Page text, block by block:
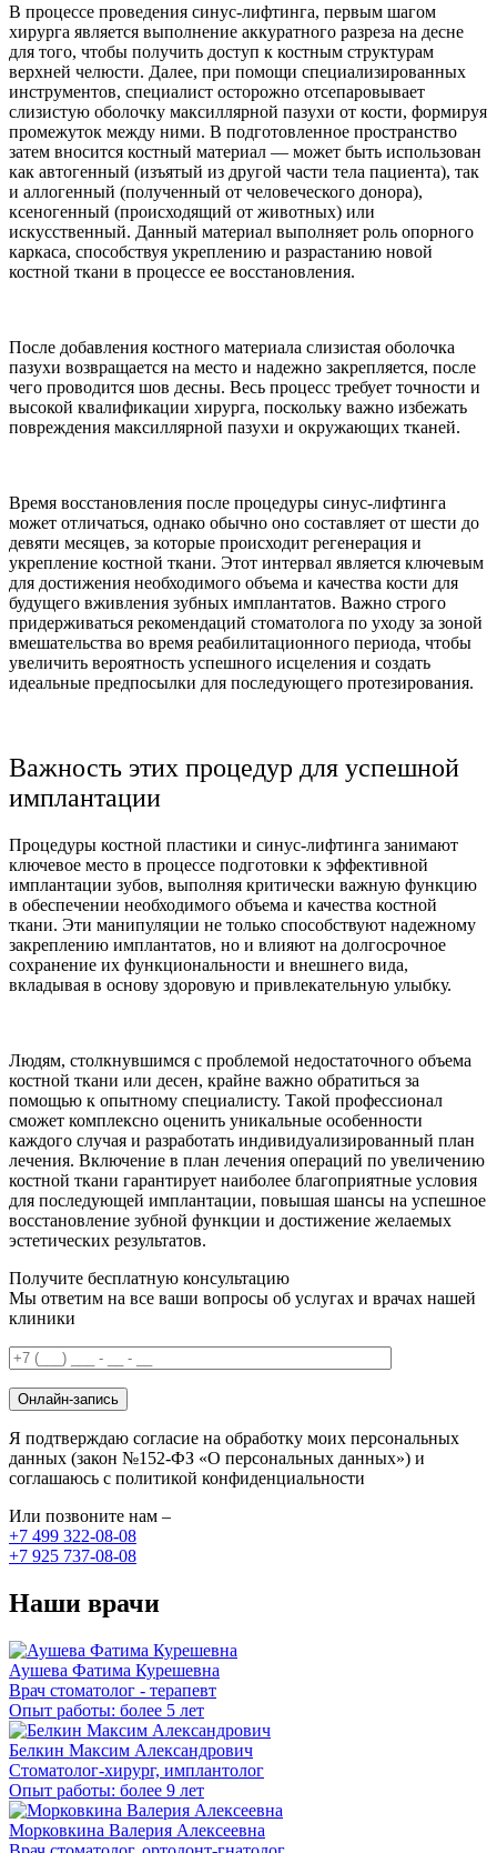
В процессе проведения синус-лифтинга, первым шагом
хирурга является выполнение аккуратного разреза на десне
для того, чтобы получить доступ к костным структурам
верхней челюсти. Далее, при помощи специализированных
инструментов, специалист осторожно отсепаровывает
слизистую оболочку максиллярной пазухи от кости, формируя
промежуток между ними. В подготовленное пространство
затем вносится костный материал — может быть использован
как автогенный (изъятый из другой части тела пациента), так
и аллогенный (полученный от человеческого донора),
ксеногенный (происходящий от животных) или
искусственный. Данный материал выполняет роль опорного
каркаса, способствуя укреплению и разрастанию новой
костной ткани в процессе ее восстановления.
После добавления костного материала слизистая оболочка
пазухи возвращается на место и надежно закрепляется, после
чего проводится шов десны. Весь процесс требует точности и
высокой квалификации хирурга, поскольку важно избежать
повреждения максиллярной пазухи и окружающих тканей.
Время восстановления после процедуры синус-лифтинга
может отличаться, однако обычно оно составляет от шести до
девяти месяцев, за которые происходит регенерация и
укрепление костной ткани. Этот интервал является ключевым
для достижения необходимого объема и качества кости для
будущего вживления зубных имплантатов. Важно строго
придерживаться рекомендаций стоматолога по уходу за зоной
вмешательства во время реабилитационного периода, чтобы
увеличить вероятность успешного исцеления и создать
идеальные предпосылки для последующего протезирования.
Важность этих процедур для успешной
имплантации
Процедуры костной пластики и синус-лифтинга занимают
ключевое место в процессе подготовки к эффективной
имплантации зубов, выполняя критически важную функцию
в обеспечении необходимого объема и качества костной
ткани. Эти манипуляции не только способствуют надежному
закреплению имплантатов, но и влияют на долгосрочное
сохранение их функциональности и внешнего вида,
вкладывая в основу здоровую и привлекательную улыбку.
Людям, столкнувшимся с проблемой недостаточного объема
костной ткани или десен, крайне важно обратиться за
помощью к опытному специалисту. Такой профессионал
сможет комплексно оценить уникальные особенности
каждого случая и разработать индивидуализированный план
лечения. Включение в план лечения операций по увеличению
костной ткани гарантирует наиболее благоприятные условия
для последующей имплантации, повышая шансы на успешное
восстановление зубной функции и достижение желаемых
эстетических результатов.
Получите бесплатную консультацию
Мы ответим на все ваши вопросы об услугах и врачах нашей
клиники
Онлайн-запись
Я подтверждаю согласие на обработку моих персональных
данных (закон №152-ФЗ «О персональных данных») и
соглашаюсь с политикой конфиденциальности
Или позвоните нам –
+7 499 322-08-08
+7 925 737-08-08
Наши врачи
Аушева Фатима Курешевна
Врач стоматолог - терапевт
Опыт работы: более 5 лет
Белкин Максим Александрович
Стоматолог-хирург, имплантолог
Опыт работы: более 9 лет
Морковкина Валерия Алексеевна